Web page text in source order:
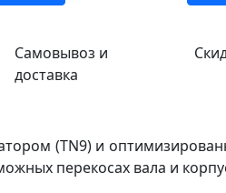
Самовывоз и
доставка
(TN9) и
перекосах вала и